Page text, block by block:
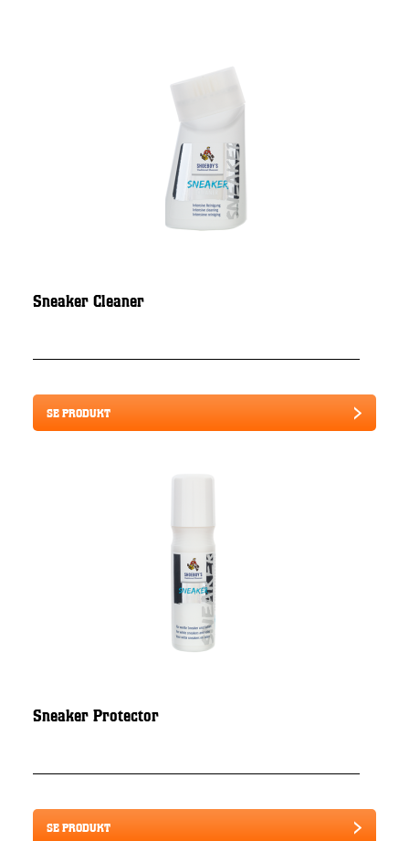
Sneaker Cleaner
SE PRODUKT
Sneaker Protector
SE PRODUKT